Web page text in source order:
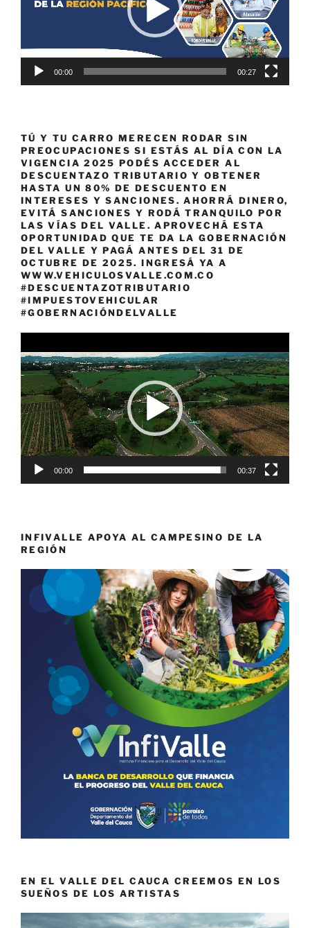
00:00 00:27
TÚ Y TU CARRO MERECEN RODAR SIN
PREOCUPACIONES SI ESTÁS AL DÍA CON LA
VIGENCIA 2025 PODÉS ACCEDER AL
DESCUENTAZO TRIBUTARIO Y OBTENER
HASTA UN 80% DE DESCUENTO EN
INTERESES Y SANCIONES. AHORRÁ DINERO,
EVITÁ SANCIONES Y RODÁ TRANQUILO POR
LAS VÍAS DEL VALLE. APROVECHÁ ESTA
OPORTUNIDAD QUE TE DA LA GOBERNACIÓN
DEL VALLE Y PAGÁ ANTES DEL 31 DE
OCTUBRE DE 2025. INGRESÁ YA A
WWW.VEHICULOSVALLE.COM.CO
#DESCUENTAZOTRIBUTARIO
#IMPUESTOVEHICULAR
#GOBERNACIÓNDELVALLE
de
vídeo
00:00 00:37
INFIVALLE APOYA AL CAMPESINO DE LA
REGIÓN
EN EL VALLE DEL CAUCA CREEMOS EN LOS
SUEÑOS DE LOS ARTISTAS
Reproductor